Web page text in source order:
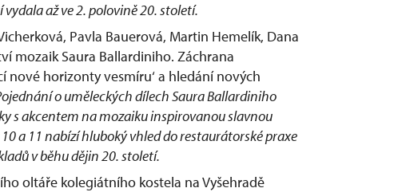
až ve 2. polovině 20. století.
Pavla Bauerová, Martin Hemelík, Dana
mozaik Saura Ballardiniho. Záchrana
nové horizonty vesmíru‘ a hledání nových
o uměleckých dílech Saura Ballardiniho
s akcentem na mozaiku inspirovanou slavnou
a 11 nabízí hluboký vhled do restaurátorské praxe
v běhu dějin 20. století.
oltáře kolegiátního kostela na Vyšehradě